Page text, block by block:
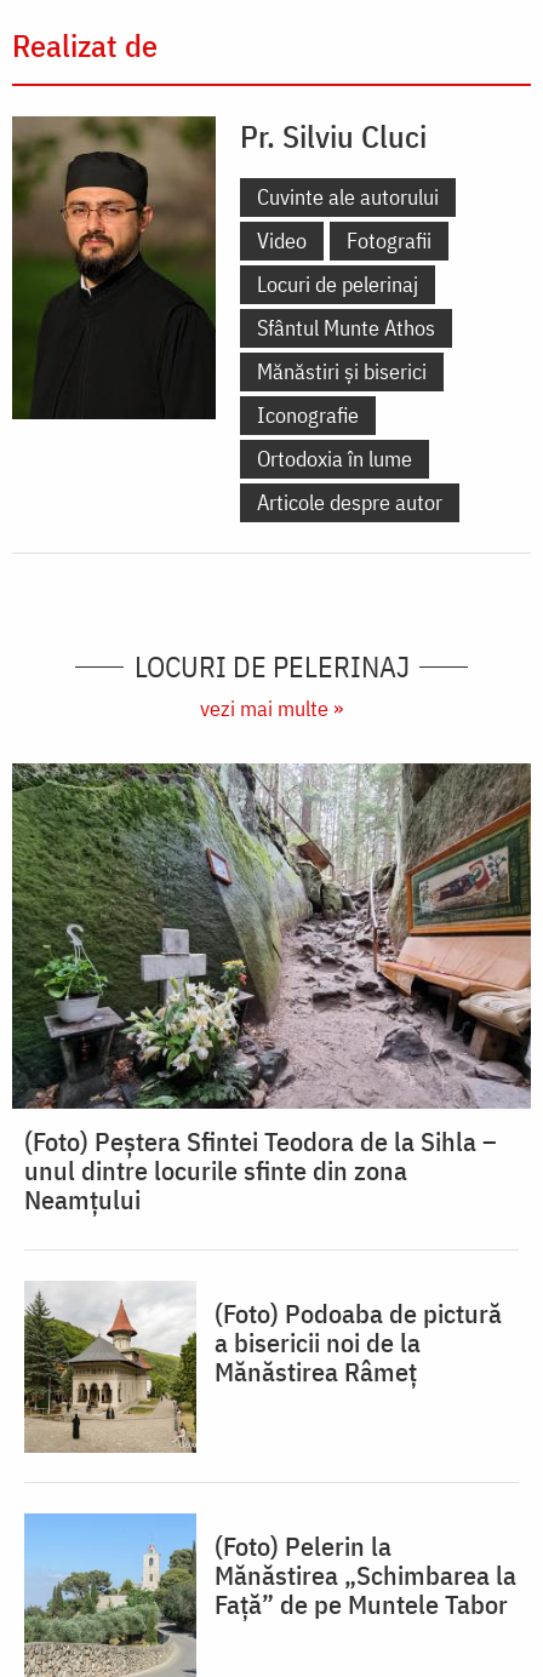
Realizat de
Pr. Silviu Cluci
Cuvinte ale autorului
Video
Fotografii
Locuri de pelerinaj
Sfântul Munte Athos
Mănăstiri și biserici
Iconografie
Ortodoxia în lume
Articole despre autor
LOCURI DE PELERINAJ
vezi mai multe »
(Foto) Peștera Sfintei Teodora de la Sihla –
unul dintre locurile sfinte din zona
Neamțului
(Foto) Podoaba de pictură
a bisericii noi de la
Mănăstirea Râmeț
(Foto) Pelerin la
Mănăstirea „Schimbarea la
Față” de pe Muntele Tabor